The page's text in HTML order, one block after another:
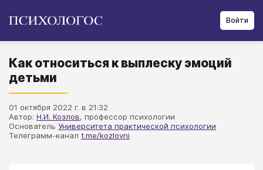
Войти
Как относиться к выплеску эмоций
детьми
01 октября 2022 г. в 21:32
Автор: Н.И. Козлов, профессор психологии
Основатель Университета практической психологии
Телеграмм-канал t.me/kozlovni